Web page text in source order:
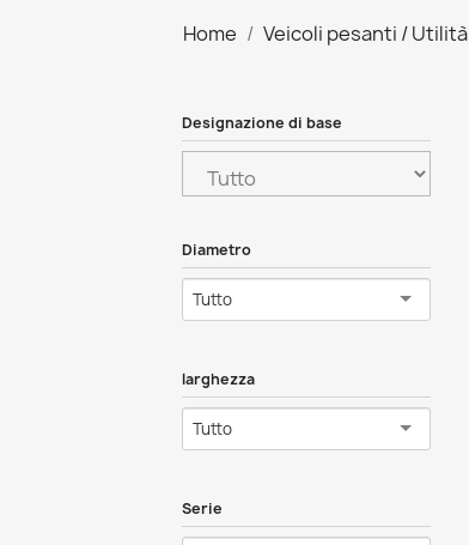
Home Veicoli pesanti / Utilità
Designazione di base
Diametro
Tutto
larghezza
Tutto
Serie